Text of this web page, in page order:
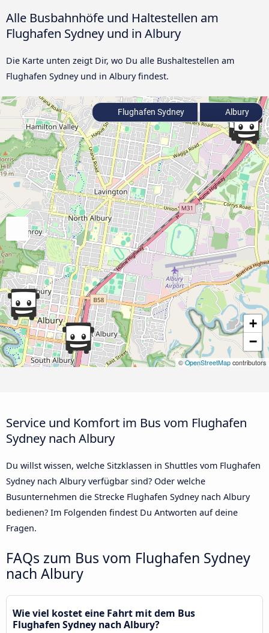
Alle Busbahnhöfe und Haltestellen am
Flughafen Sydney und in Albury
Die Karte unten zeigt Dir, wo Du alle Bushaltestellen am
Flughafen Sydney und in Albury findest.
+
−
©OpenStreetMap contributors
Flughafen Sydney Albury
Service und Komfort im Bus vom Flughafen
Sydney nach Albury
Du willst wissen, welche Sitzklassen in Shuttles vom Flughafen
Sydney nach Albury verfügbar sind? Oder welche
Busunternehmen die Strecke Flughafen Sydney nach Albury
bedienen? Im Folgenden findest Du Antworten auf deine
Fragen.
FAQs zum Bus vom Flughafen Sydney
nach Albury
Wie viel kostet eine Fahrt mit dem Bus
Flughafen Sydney nach Albury?